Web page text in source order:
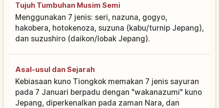
Tujuh Tumbuhan Musim Semi
Menggunakan 7 jenis: seri, nazuna, gogyo,
hakobera, hotokenoza, suzuna (kabu/turnip Jepang),
dan suzushiro (daikon/lobak Jepang).
Asal-usul dan Sejarah
Kebiasaan kuno Tiongkok memakan 7 jenis sayuran
pada 7 Januari berpadu dengan "wakanazumi" kuno
Jepang, diperkenalkan pada zaman Nara, dan